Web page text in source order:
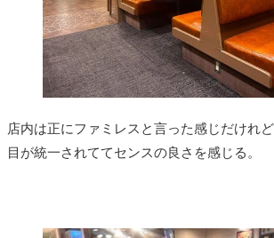
店内は正にファミレスと言った感じだけれ
目が統一されててセンスの良さを感じる。